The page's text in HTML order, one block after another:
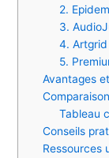
2.
3.
4.
5.
Avantages
Tableau
Conseils
Ressources